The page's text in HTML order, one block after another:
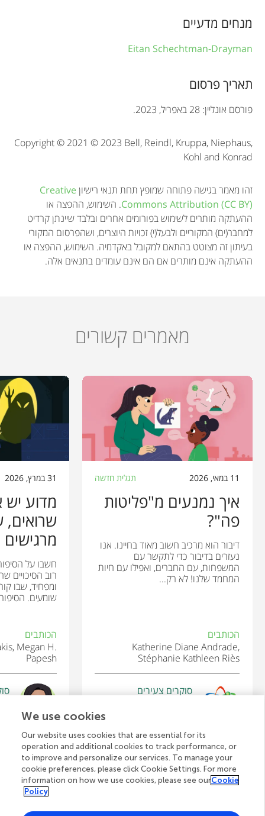
m
a
i
o
מנחים מדעיים
Eitan Schechtman-Drayman
תאריך פרסום
פורסם אונליין: 28 באפריל, 2023.
Copyright © 2021 © 2023 Bell, Reindl, Kruppa, Niephaus,
Kohl and Konrad
זהו מאמר בגישה פתוחה שמופץ תחת תנאי רישיון Creative
Commons Attribution (CC BY). השימוש, ההפצה או
ההעתקה מותרים לשימוש בפורומים אחרים ובלבד שיינתן קרדיט
למחבר(ים) המקוריים ולבעל(י) זכויות היוצרים, ושהפרסום המקורי
בעיתון זה מצוטט בהתאם למקובל באקדמיה. השימוש, ההפצה או
ההעתקה אינם מותרים אם הם אינם עומדים בתנאים אלה.
מאמרים קשורים
11 במאי, 2026 תגלית חדשה
איך נמנעים מ"פליטות
פה"?
דיבור הוא מרכיב חשוב מאוד בחיינו. אנו
נעזרים בדיבור כדי לתקשר עם
המשפחות, עם החברים, ואפילו עם חיות
המחמד שלנו! לא רק...
הכותבים
Katherine Diane Andrade,
Stéphanie Kathleen Riès
סוקרים צעירים
31 במרץ, 2026
מדוע יש
שרואים,
חשבו על
רוב הסיכויים
ומפחיד, שבו
שומעים.
הכותבים
Megan H.
Papesh
לצפייה בכל המאמרים
We use cookies
Our website uses cookies that are essential for its
operation and additional cookies to track performance, or
to improve and personalize our services. To manage your
cookie preferences, please click Cookie Settings. For more
information on how we use cookies, please see ourCookie
Policy